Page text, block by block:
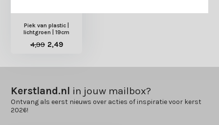
Piek van plastic |
lichtgroen | 19cm
4,99 2,49
Kerstland.nl in jouw mailbox?
Ontvang als eerst nieuws over acties of inspiratie voor kerst
2026!